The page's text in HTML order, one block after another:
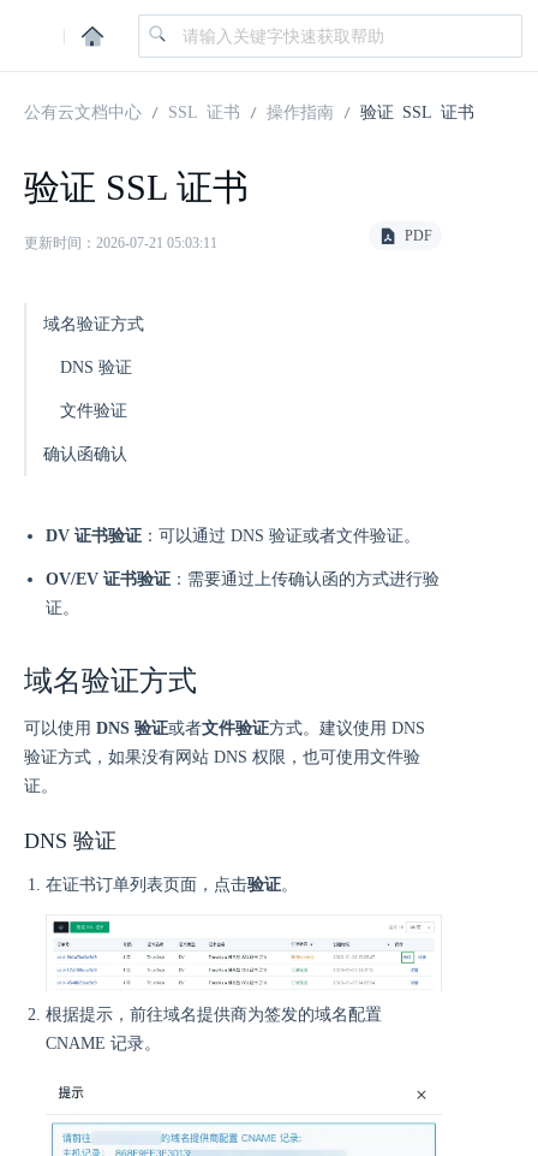
|
公有云文档中心 SSL 证书 操作指南 验证 SSL 证书
验证 SSL 证书
更新时间：2026-07-21 05:03:11 PDF
域名验证方式
DNS 验证
文件验证
确认函确认
DV 证书验证 ：可以通过 DNS 验证或者文件验证。
OV/EV 证书验证 ：需要通过上传确认函的方式进行验
证。
域名验证方式
可以使用 DNS 验证或者文件验证方式。建议使用 DNS
验证方式，如果没有网站 DNS 权限，也可使用文件验
证。
DNS 验证
在证书订单列表页面，点击验证。
根据提示，前往域名提供商为签发的域名配置
CNAME 记录。